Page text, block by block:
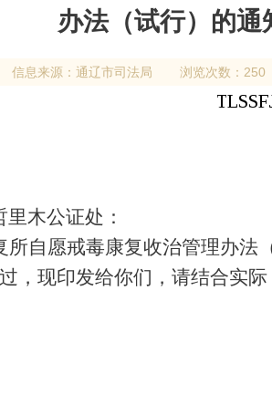
办法（试行）的通
信息来源： 通辽市司法局 浏览次数：250
木公证处：
所自愿戒毒康复收治管理办法
，现印发给你们，请结合实际